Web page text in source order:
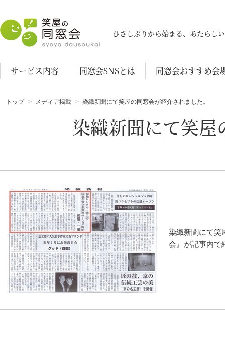
笑屋の同窓会
ひさしぶりから始まる、あたらし
サービス内容 同窓会SNSとは 同窓会おすすめ会
トップ メディア掲載 染織新聞にて笑屋の同窓会が紹介されました。
染織新聞にて笑
染織新聞にて笑
会』が記事内で